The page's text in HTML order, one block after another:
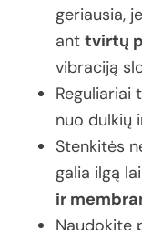
geriausia,
ant tvirtų
vibraciją
Reguliariai
nuo dulkių
Stenkitės
galia ilgą
ir
Naudokite